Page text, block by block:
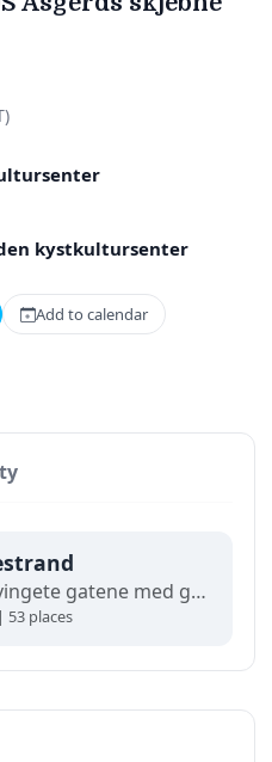
kystkultursenter
Add to calendar
De smale, svingete gatene med gamle trehus som klorer seg fast i de bratte bakkene gir Tvedestrand en helt spesiell sørlandsidyll. Her kan du rusle rolig rundt og nyte stemningen. Like utenfor venter en fantastisk skjærgård – med øyperlene Sandøya, Furøya og Lyngør som klare høydepunkter.
places